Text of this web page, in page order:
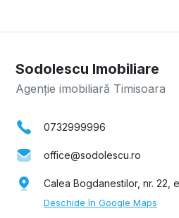
Sodolescu Imobiliare
Agenție imobiliară Timisoara
0732999996
office@sodolescu.ro
Calea Bogdanestilor, nr. 22,
Deschide în Google Maps